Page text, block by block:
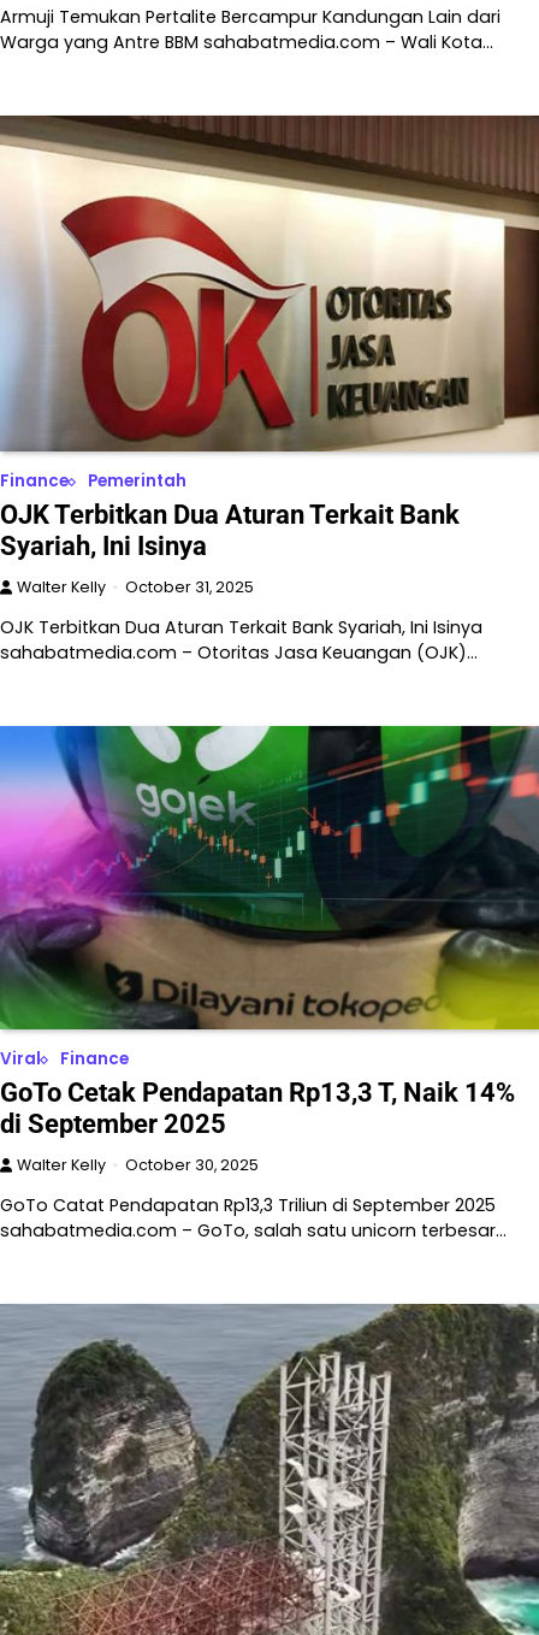
Armuji Temukan Pertalite Bercampur Kandungan Lain dari
Warga yang Antre BBM sahabatmedia.com – Wali Kota…
Finance Pemerintah
OJK Terbitkan Dua Aturan Terkait Bank
Syariah, Ini Isinya
Walter Kelly October 31, 2025
OJK Terbitkan Dua Aturan Terkait Bank Syariah, Ini Isinya
sahabatmedia.com – Otoritas Jasa Keuangan (OJK)…
Viral Finance
GoTo Cetak Pendapatan Rp13,3 T, Naik 14%
di September 2025
Walter Kelly October 30, 2025
GoTo Catat Pendapatan Rp13,3 Triliun di September 2025
sahabatmedia.com – GoTo, salah satu unicorn terbesar…